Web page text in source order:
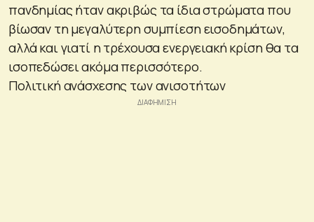
πανδημίας ήταν ακριβώς τα ίδια στρώματα που
βίωσαν τη μεγαλύτερη συμπίεση εισοδημάτων,
αλλά και γιατί η τρέχουσα ενεργειακή κρίση θα τα
ισοπεδώσει ακόμα περισσότερο.
Πολιτική ανάσχεσης των ανισοτήτων